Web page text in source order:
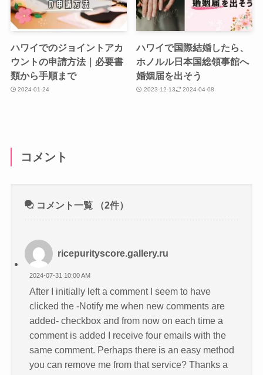
ハワイでのジョイントアカ
ウントの申請方法｜必要書
類から手順まで
2024-01-24
ハワイで国際結婚したら、
ホノルル日本国総領事館へ
婚姻届を出そう
2023-12-13 2024-04-08
コメント
コメント一覧 （2件）
ricepurityscore.gallery.ru
2024-07-31 10:00 AM
After I initially left a comment I seem to have
clicked the -Notify me when new comments are
added- checkbox and from now on each time a
comment is added I receive four emails with the
same comment. Perhaps there is an easy method
you can remove me from that service? Thanks a